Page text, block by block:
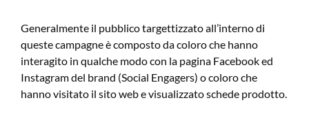
Generalmente il pubblico targettizzato all’interno di
queste campagne è composto da coloro che hanno
interagito in qualche modo con la pagina Facebook ed
Instagram del brand (Social Engagers) o coloro che
hanno visitato il sito web e visualizzato schede prodotto.